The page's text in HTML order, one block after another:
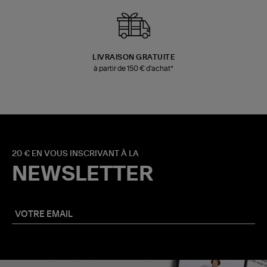
LIVRAISON GRATUITE
à partir de 150 € d'achat*
20 € EN VOUS INSCRIVANT À LA
NEWSLETTER